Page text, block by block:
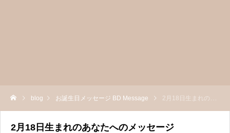
blog お誕生日メッセージ BD Message 2月18日生まれのあなたへのメッセージ
2月18日生まれのあなたへのメッセージ